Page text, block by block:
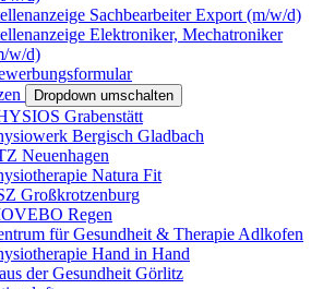
Sachbearbeiter Export (m/w/d)
Elektroniker, Mechatroniker
w/d)
Dropdown umschalten
Grabenstätt
Bergisch Gladbach
Neuenhagen
Natura Fit
Großkrotzenburg
Regen
für Gesundheit & Therapie Adlkofen
Hand in Hand
der Gesundheit Görlitz